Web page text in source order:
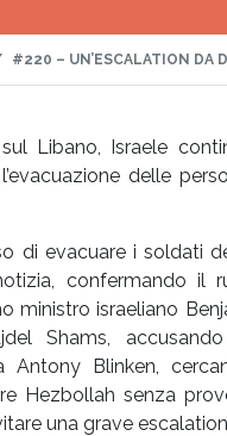
#220 – UN’ESCALATION DA
Libano, Israele
delle
di evacuare i soldati
confermando il
ministro israeliano
Shams,
Blinken,
Hezbollah senza
una grave